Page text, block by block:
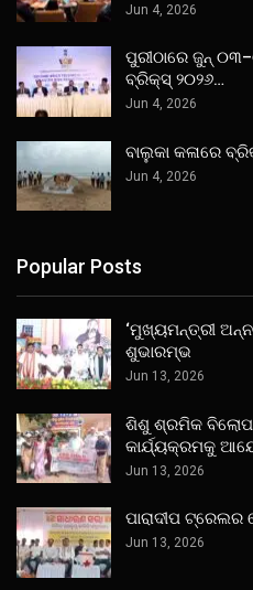
Jun 4, 2026
ପୁରୀଠାରେ ଜୁନ୍
ବ୍ରିକ୍ସ୍ ୨୦୨୬…
Jun 4, 2026
ବାଲୁକା କଳାରେ
Jun 4, 2026
Popular Posts
‘ମୁଖ୍ୟମନ୍ତ୍ରୀ
ଶୁଭାରମ୍ଭ
Jun 13, 2026
ଶିଶୁ ଶ୍ରମିକ ବିଲୋପ
କାର୍ଯ୍ୟକ୍ରମକୁ
Jun 13, 2026
ପାରାଦୀପ
Jun 13, 2026